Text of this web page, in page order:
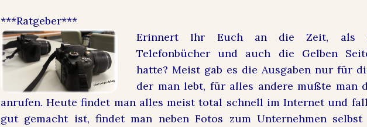
***Ratgeber***
Erinnert Ihr Euch an die Zeit, als
Telefonbücher und auch die Gelben
hatte? Meist gab es die Ausgaben nur für
der man lebt, für alles andere mußte man
anrufen. Heute findet man alles meist total schnell im Internet und
gut gemacht ist, findet man neben Fotos zum Unternehmen